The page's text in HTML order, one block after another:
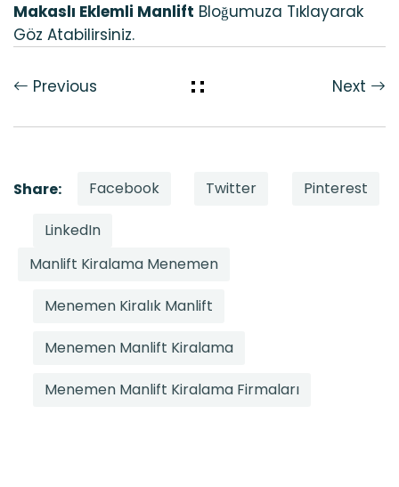
Makaslı Eklemli Manlift Bloğumuza Tıklayarak
Göz Atabilirsiniz.
Previous Next
Share: Facebook Twitter Pinterest
LinkedIn
Manlift Kiralama Menemen
Menemen Kiralık Manlift
Menemen Manlift Kiralama
Menemen Manlift Kiralama Firmaları